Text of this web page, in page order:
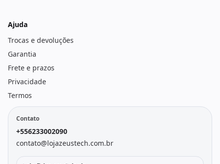
Ajuda
Trocas e devoluções
Garantia
Frete e prazos
Privacidade
Termos
Contato
+556233002090
contato@lojazeustech.com.br